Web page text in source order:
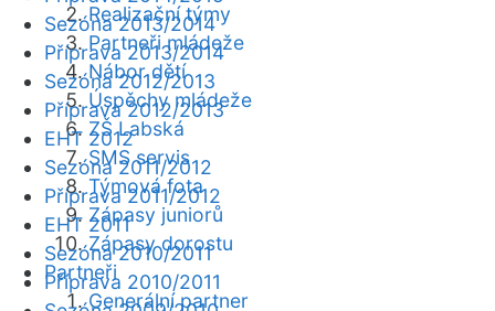
Realizační týmy
Partneři mládeže
Nábor dětí
Úspěchy mládeže
ZŠ Labská
SMS servis
Týmová fota
Zápasy juniorů
Zápasy dorostu
Partneři
Generální partner
Sezóna 2013/2014
Příprava 2013/2014
Sezóna 2012/2013
Příprava 2012/2013
EHT 2012
Sezóna 2011/2012
Příprava 2011/2012
EHT 2011
Sezóna 2010/2011
Příprava 2010/2011